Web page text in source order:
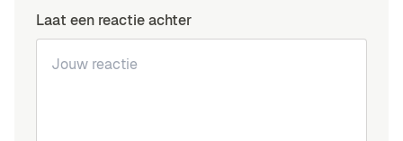
Laat een reactie achter